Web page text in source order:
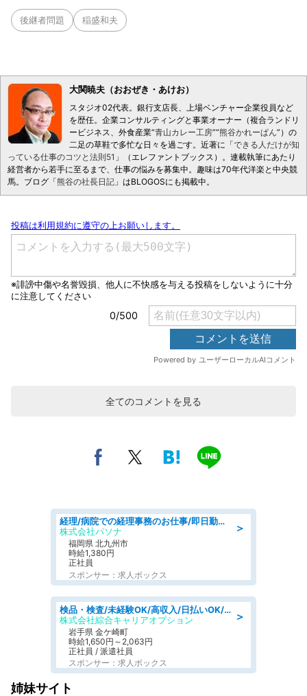
後継者問題 稲盛和夫
大関暁夫（おおぜき・あけお）
スタジオ02代表。銀行支店長、上場ベンチャー企業役員など
を歴任。企業コンサルティングと事業オーナー（複合ランドリ
ービジネス、外食産業“青山カレー工房”“熊谷かれーぱん”）の
二足の草鞋で多忙な日々を過ごす。近著に「できる人だけが知
っている仕事のコツと法則51 」（エレファントブックス）。連載執筆にあたり
経営者から若手に至るまで、仕事の悩みを募集中。趣味は70年代洋楽と中央競
馬。ブログ「熊谷の社長日記 」はBLOGOSにも掲載中。
全てのコメントを見る
＞
経理/病院での経理事務のお仕事/即日勤務可/車通勤可/経理/一般事務
株式会社パソナ
福岡県 北九州市
時給1,380円
正社員
スポンサー：求人ボックス
＞
検品・検査/未経験OK/高収入/日払いOK/交替制/20・30・40代活躍中
株式会社綜合キャリアオプション
岩手県 金ケ崎町
時給1,650円～2,063円
正社員 / 派遣社員
スポンサー：求人ボックス
姉妹サイト